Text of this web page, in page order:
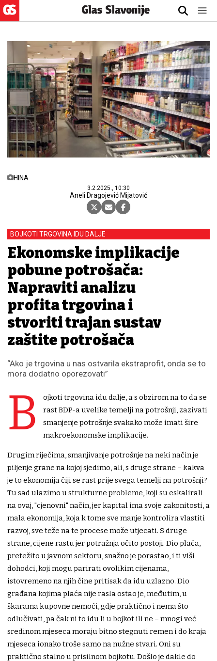
HINA
3.2.2025., 10:30
Aneli Dragojević Mijatović
BOJKOTI TRGOVINA IDU DALJE
Ekonomske implikacije
pobune potrošača:
Napraviti analizu
profita trgovina i
stvoriti trajan sustav
zaštite potrošača
“Ako je trgovina u nas ostvarila ekstraprofit, onda se to
mora dodatno oporezovati”
B
ojkoti trgovina idu dalje, a s obzirom na to da se
rast BDP-a uvelike temelji na potrošnji, zazivati
smanjenje potrošnje svakako može imati šire
makroekonomske implikacije.
Drugim riječima, smanjivanje potrošnje na neki način je
piljenje grane na kojoj sjedimo, ali, s druge strane – kakva
je to ekonomija čiji se rast prije svega temelji na potrošnji?
Tu sad ulazimo u strukturne probleme, koji su eskalirali
na ovaj, "cjenovni" način, jer kapital ima svoje zakonitosti, a
mala ekonomija, koja k tome sve manje kontrolira vlastiti
razvoj, sve teže na te procese može utjecati. S druge
strane, cijene rastu jer potražnja očito postoji. Dio plaća,
pretežito u javnom sektoru, snažno je porastao, i ti viši
dohodci, koji mogu parirati ovolikim cijenama,
istovremeno na njih čine pritisak da idu uzlazno. Dio
građana kojima plaća nije rasla ostao je, međutim, u
škarama kupovne nemoći, gdje praktično i nema što
odlučivati, pa čak ni to idu li u bojkot ili ne – mnogi već
sredinom mjeseca moraju bitno stegnuti remen i do kraja
mjeseca ionako troše samo na nužne stvari. Oni su
praktično stalno u prisilnom bojkotu. Došlo je dakle do